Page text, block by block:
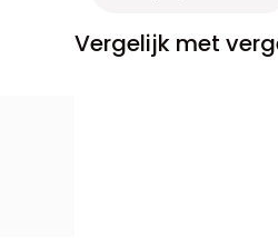
Vergelijk met